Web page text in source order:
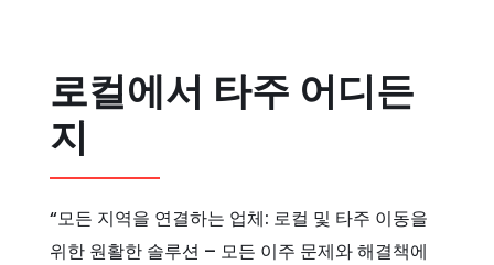
로컬에서 타주 어디든
지
“모든 지역을 연결하는 업체: 로컬 및 타주 이동을
위한 원활한 솔루션 – 모든 이주 문제와 해결책에